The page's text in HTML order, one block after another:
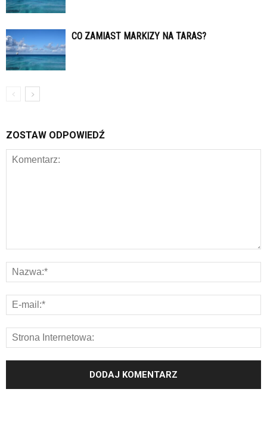
CO ZAMIAST MARKIZY NA TARAS?
ZOSTAW ODPOWIEDŹ